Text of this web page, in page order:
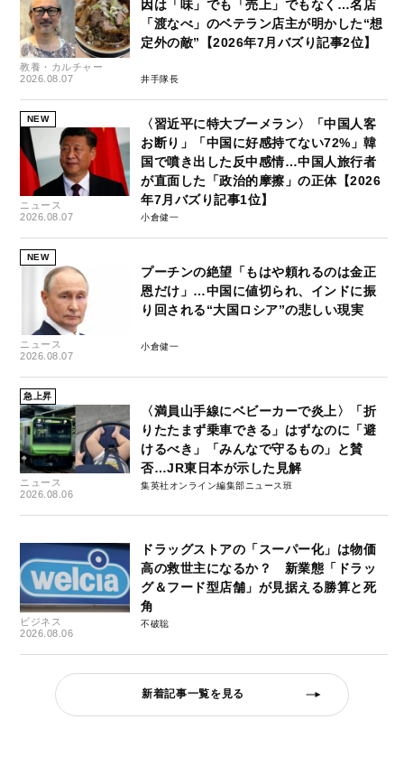
教養・カルチャー
2026.08.07
因は「味」でも「売上」でもなく…名店
「渡なべ」のベテラン店主が明かした“想
定外の敵”【2026年7月バズり記事2位】
井手隊長
NEW
ニュース
2026.08.07
〈習近平に特大ブーメラン〉「中国人客
お断り」「中国に好感持てない72%」韓
国で噴き出した反中感情…中国人旅行者
が直面した「政治的摩擦」の正体【2026
年7月バズり記事1位】
小倉健一
NEW
ニュース
2026.08.07
プーチンの絶望「もはや頼れるのは金正
恩だけ」…中国に値切られ、インドに振
り回される“大国ロシア”の悲しい現実
小倉健一
急上昇
ニュース
2026.08.06
〈満員山手線にベビーカーで炎上〉「折
りたたまず乗車できる」はずなのに「避
けるべき」「みんなで守るもの」と賛
否…JR東日本が示した見解
集英社オンライン編集部ニュース班
ビジネス
2026.08.06
ドラッグストアの「スーパー化」は物価
高の救世主になるか？ 新業態「ドラッ
グ＆フード型店舗」が見据える勝算と死
角
不破聡
新着記事一覧を見る